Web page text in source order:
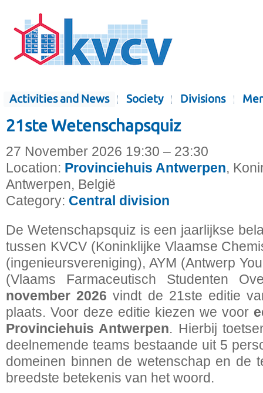
Activities and News Society Divisions
21ste Wetenschapsquiz
27 November 2026 19:30 – 23:30
Location: Provinciehuis Antwerpen,
Antwerpen, België
Category: Central division
De Wetenschapsquiz is een jaarlijkse
tussen KVCV (Koninklijke Vlaamse
(ingenieursvereniging), AYM (Antwerp
(Vlaams Farmaceutisch Studenten
november 2026 vindt de 21ste editie
plaats. Voor deze editie kiezen we voor
Provinciehuis Antwerpen. Hierbij
deelnemende teams bestaande uit 5
domeinen binnen de wetenschap en de
breedste betekenis van het woord.